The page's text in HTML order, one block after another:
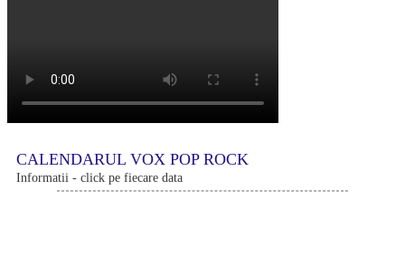
CALENDARUL VOX POP ROCK
Informatii - click pe fiecare data